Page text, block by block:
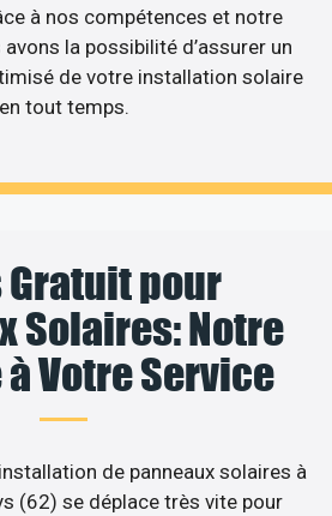
à nos compétences et notre
la possibilité d’assurer un
de votre installation solaire
en tout temps.
Gratuit pour
Solaires: Notre
Votre Service
de panneaux solaires à
(62) se déplace très vite pour